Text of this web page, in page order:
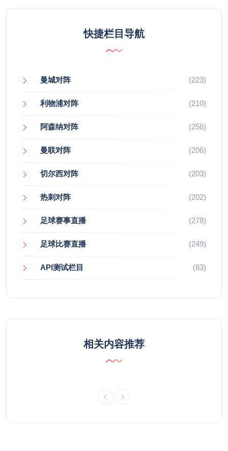
快捷栏目导航
曼城对阵 (223)
利物浦对阵 (210)
阿森纳对阵 (256)
曼联对阵 (206)
切尔西对阵 (203)
热刺对阵 (202)
足球赛事直播 (278)
足球比赛直播 (249)
API测试栏目 (83)
相关内容推荐